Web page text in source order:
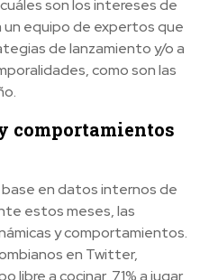
son los intereses de
un equipo de expertos que
de lanzamiento y/o a
como son las
comportamientos
en datos internos de
estos meses, las
y comportamientos.
en Twitter,
libre a cocinar, 71% a jugar